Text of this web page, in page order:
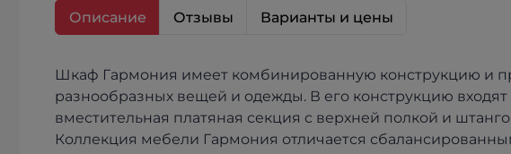
Описание Отзывы Варианты и цены
Шкаф Гармония имеет комбинированную конструкцию и
разнообразных вещей и одежды. В его конструкцию
вместительная платяная секция с верхней полкой и
Коллекция мебели Гармония отличается